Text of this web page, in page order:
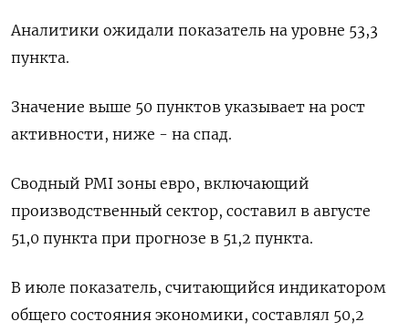
Аналитики ожидали показатель на уровне 53,3
пункта.
Значение выше 50 пунктов указывает на рост
активности, ниже - на спад.
Сводный PMI зоны евро, включающий
производственный сектор, составил в августе
51,0 пункта при прогнозе в 51,2 пункта.
В июле показатель, считающийся индикатором
общего состояния экономики, составлял 50,2